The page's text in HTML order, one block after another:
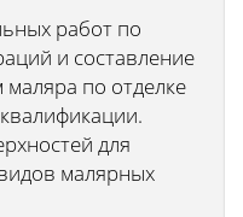
работ по
и составление
по отделке
для
малярных